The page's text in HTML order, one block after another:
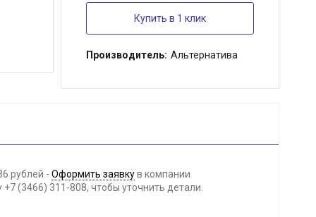
Купить в 1 клик
Производитель: Альтернатива
рублей - Оформить заявкув компании
(3466) 311-808, чтобы уточнить детали.